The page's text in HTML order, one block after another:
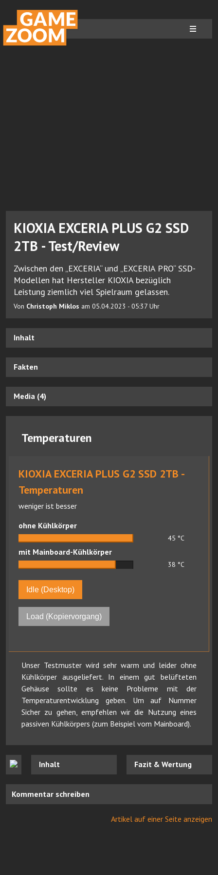
KIOXIA EXCERIA PLUS G2 SSD
2TB - Test/Review
Zwischen den „EXCERIA“ und „EXCERIA PRO“ SSD-
Modellen hat Hersteller KIOXIA bezüglich
Leistung ziemlich viel Spielraum gelassen.
Von Christoph Miklos am 05.04.2023 - 05:37 Uhr
Inhalt
Fakten
Media (4)
Temperaturen
KIOXIA EXCERIA PLUS G2 SSD 2TB -
Temperaturen
weniger ist besser
ohne Kühlkörper
45 °C
mit Mainboard-Kühlkörper
38 °C
Idle (Desktop)
Load (Kopiervorgang)
Unser Testmuster wird sehr warm und leider ohne
Kühlkörper ausgeliefert. In einem gut belüfteten
Gehäuse sollte es keine Probleme mit der
Temperaturentwicklung geben. Um auf Nummer
Sicher zu gehen, empfehlen wir die Nutzung eines
passiven Kühlkörpers (zum Beispiel vom Mainboard).
Inhalt Fazit & Wertung
Kommentar schreiben
Artikel auf einer Seite anzeigen